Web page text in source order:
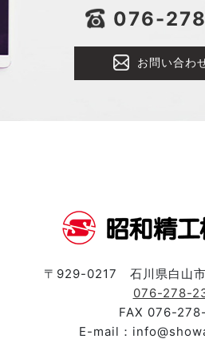
076-
お問い合わ
〒929-0217 石川県白山
076-278-
FAX 076-
E-mail：